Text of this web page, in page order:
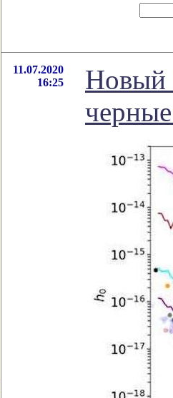
11.07.2020
16:25
Новый